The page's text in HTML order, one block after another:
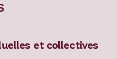
et collectives